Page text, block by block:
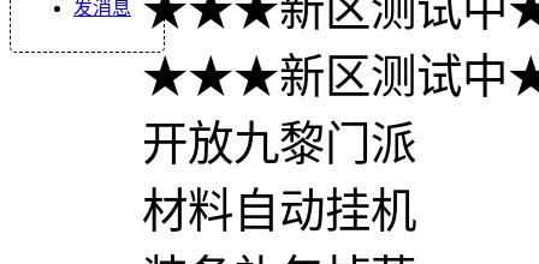
发消息
★★★新区测试
开放九黎门派
材料自动挂机